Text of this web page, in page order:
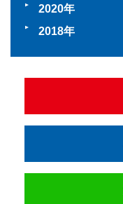
2020
2018